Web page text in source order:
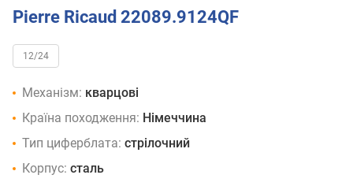
Pierre Ricaud 22089.9124QF
12/24
Механізм: кварцові
Країна походження: Німеччина
Тип циферблата: стрілочний
Корпус: сталь